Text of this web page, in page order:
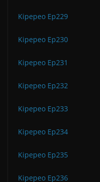
Kipepeo Ep229
Kipepeo Ep230
Kipepeo Ep231
Kipepeo Ep232
Kipepeo Ep233
Kipepeo Ep234
Kipepeo Ep235
Kipepeo Ep236